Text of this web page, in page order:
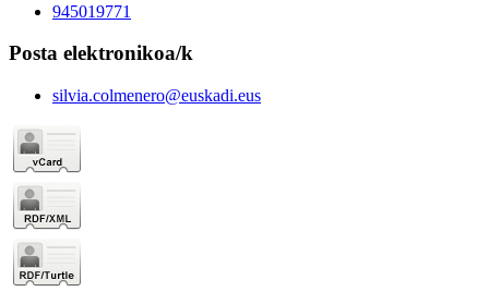
945019771
Posta elektronikoa/k
silvia.colmenero@euskadi.eus